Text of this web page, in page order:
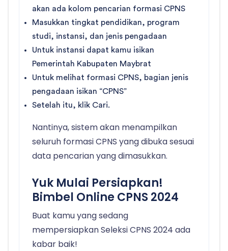
akan ada kolom pencarian formasi CPNS
Masukkan tingkat pendidikan, program
studi, instansi, dan jenis pengadaan
Untuk instansi dapat kamu isikan
Pemerintah Kabupaten Maybrat
Untuk melihat formasi CPNS, bagian jenis
pengadaan isikan “CPNS”
Setelah itu, klik Cari.
Nantinya, sistem akan menampilkan
seluruh formasi CPNS yang dibuka sesuai
data pencarian yang dimasukkan.
Yuk Mulai Persiapkan!
Bimbel Online CPNS 2024
Buat kamu yang sedang
mempersiapkan Seleksi CPNS 2024 ada
kabar baik!